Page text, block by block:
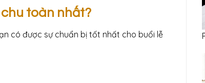
toàn nhất?
có được sự chuẩn bị tốt nhất cho buổi lễ